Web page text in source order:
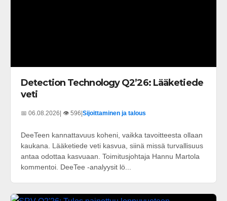
Detection Technology Q2’26: Lääketiede
veti
📅 06.08.2026 | 👁️ 596 Sijoittaminen ja talous
DeeTeen kannattavuus koheni, vaikka tavoitteesta ollaan
kaukana. Lääketiede veti kasvua, siinä missä turvallisuus
antaa odottaa kasvuaan. Toimitusjohtaja Hannu Martola
kommentoi. DeeTee -analyysit lö...